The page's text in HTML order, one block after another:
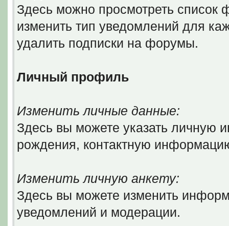
Здесь можно просмотреть
изменить тип уведомлений для
удалить подписки на форумы.
Личный профиль
Изменить личные данные:
Здесь вы можете указать личную
рождения, контактную
Изменить личную анкету:
Здесь вы можете изменить
уведомлений и модерации.